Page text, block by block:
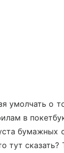
умолчать о
в
бумажных
тут